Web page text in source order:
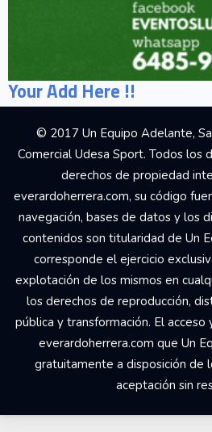
Your Add Here !!
© 2017 Un Equipo Adelante,
Comercial Udesa Sport. Todos los
derechos de propiedad
everardoherrera.com, su código
navegación, bases de datos y los
contenidos son titularidad de Un
corresponde el ejercicio
explotación de los mismos en
los derechos de reproducción,
pública y transformación. El
everardoherrera.com que Un
gratuitamente a disposición de
aceptación sin